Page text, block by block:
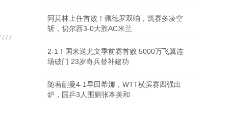
阿莫林上任首败！佩德罗双响，凯赛多凌空
斩，切尔西3-0大胜AC米兰
2-1！国米送尤文季前赛首败 5000万飞翼连
场破门 23岁奇兵替补建功
随着蒯曼4-1早田希娜，WTT横滨赛四强出
炉，国乒3人围剿张本美和